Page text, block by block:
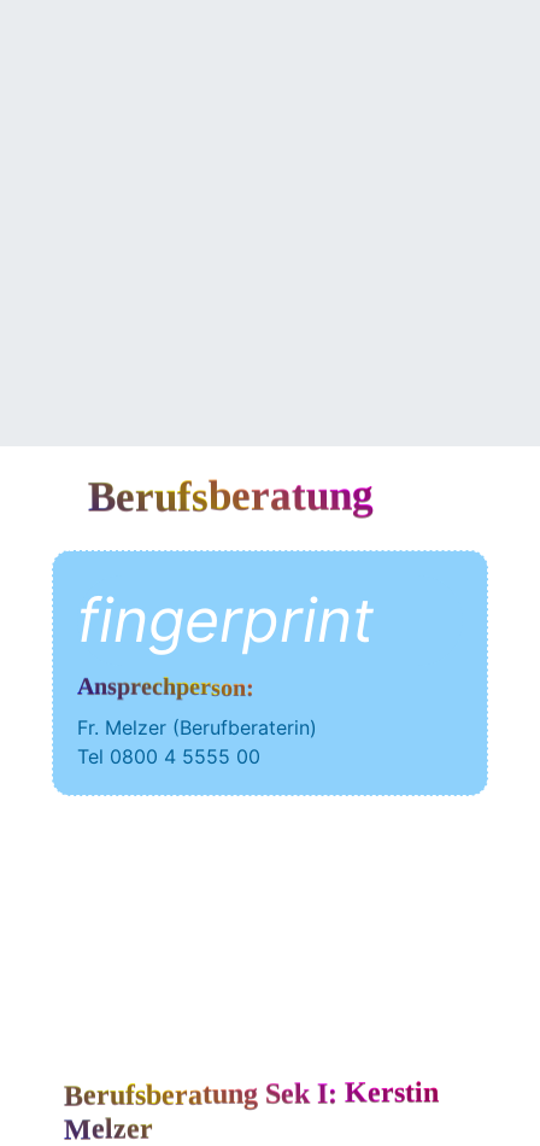
Berufsberatung
fin­ger­print
Ansprechperson:
Fr. Mel­zer (Beruf­be­ra­te­rin)
Tel 0800 4 5555 00
Berufsberatung Sek I: Kerstin
Melzer